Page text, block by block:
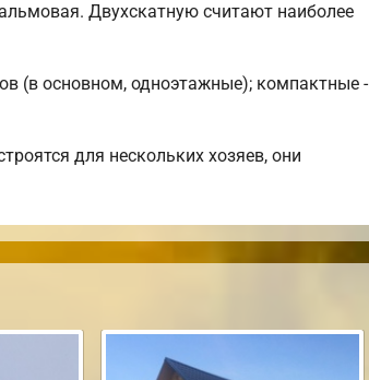
Двухскатную считают наиболее
(в основном, одноэтажные); компактные -
для нескольких хозяев, они